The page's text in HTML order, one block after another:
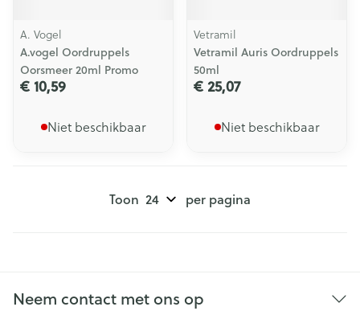
A. Vogel
A.vogel Oordruppels
Oorsmeer 20ml Promo
€ 10,59
Niet beschikbaar
Vetramil
Vetramil Auris Oordruppels
50ml
€ 25,07
Niet beschikbaar
Toon per pagina
Neem contact met ons op